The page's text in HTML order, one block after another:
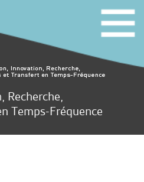
Recherche,
Temps-Fréquence